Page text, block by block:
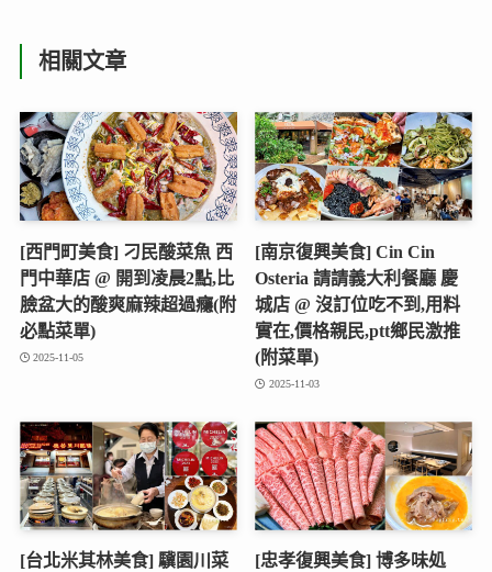
相關文章
[西門町美食] 刁民酸菜魚 西
門中華店 @ 開到凌晨2點,比
臉盆大的酸爽麻辣超過癮(附
必點菜單)
2025-11-05
[南京復興美食] Cin Cin
Osteria 請請義大利餐廳 慶
城店 @ 沒訂位吃不到,用料
實在,價格親民,ptt鄉民激推
(附菜單)
2025-11-03
[台北米其林美食] 驥園川菜 [忠孝復興美食] 博多味処